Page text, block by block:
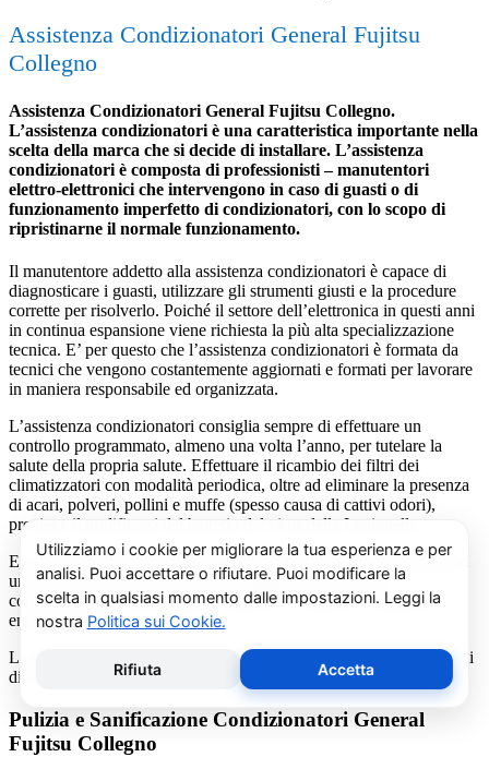
Assistenza Condizionatori General Fujitsu
Collegno
Assistenza Condizionatori General Fujitsu Collegno.
L’assistenza condizionatori è una caratteristica importante nella
scelta della marca che si decide di installare. L’assistenza
condizionatori è composta di professionisti – manutentori
elettro-elettronici che intervengono in caso di guasti o di
funzionamento imperfetto di condizionatori, con lo scopo di
ripristinarne il normale funzionamento.
Il manutentore addetto alla assistenza condizionatori è capace di
diagnosticare i guasti, utilizzare gli strumenti giusti e la procedure
corrette per risolverlo. Poiché il settore dell’elettronica in questi anni
in continua espansione viene richiesta la più alta specializzazione
tecnica. E’ per questo che l’assistenza condizionatori è formata da
tecnici che vengono costantemente aggiornati e formati per lavorare
in maniera responsabile ed organizzata.
L’assistenza condizionatori consiglia sempre di effettuare un
controllo programmato, almeno una volta l’anno, per tutelare la
salute della propria salute. Effettuare il ricambio dei filtri dei
climatizzatori con modalità periodica, oltre ad eliminare la presenza
di acari, polveri, pollini e muffe (spesso causa di cattivi odori),
previene il prolificarsi del batterio del virus della Legionella.
E’ sempre possibile richiedere al centro di assistenza condizionatori
una consulenza gratuita per un montaggio di un nuovo
condizionatore o sulle ultime normative in materia di risparmio
energetico.
La salute e il benessere sono quindi essere gli obiettivi fondamentali
di un addetto alla assistenza condizionatori.
Pulizia e Sanificazione Condizionatori General
Fujitsu Collegno